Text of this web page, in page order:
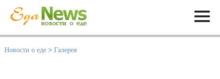
Меню
Новости о еде > Галерея